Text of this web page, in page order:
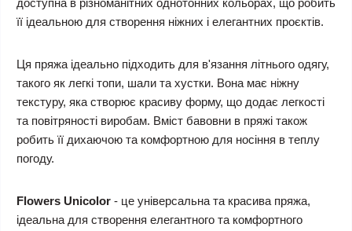
доступна в різноманітних однотонних кольорах, що робить
її ідеальною для створення ніжних і елегантних проєктів.
Ця пряжа ідеально підходить для в'язання літнього одягу,
такого як легкі топи, шали та хустки. Вона має ніжну
текстуру, яка створює красиву форму, що додає легкості
та повітряності виробам. Вміст бавовни в пряжі також
робить її дихаючою та комфортною для носіння в теплу
погоду.
Flowers Unicolor - це універсальна та красива пряжа,
ідеальна для створення елегантного та комфортного